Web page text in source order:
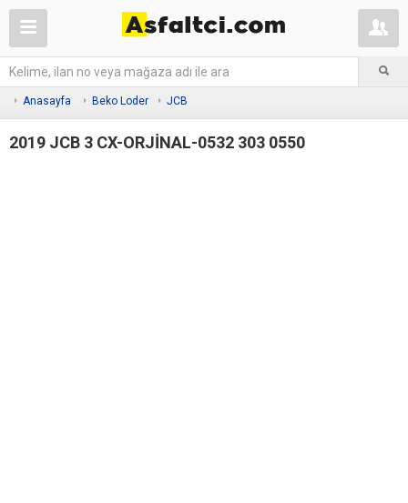
Anasayfa Beko Loder JCB
2019 JCB 3 CX-ORJİNAL-0532 303 0550